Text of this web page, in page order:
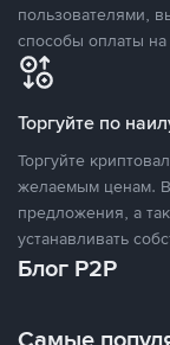
пользователями,
способы оплаты
Торгуйте по
Торгуйте
желаемым ценам.
предложения, а
устанавливать
Блог P2P